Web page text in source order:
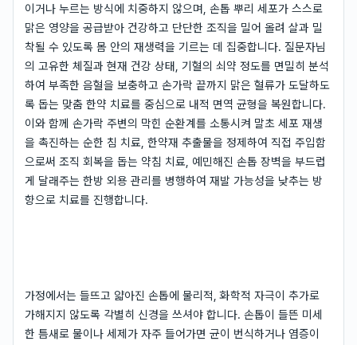
이거나 누르는 방식에 치중하지 않으며, 손톱 뿌리 세포가 스스로
맑은 영양을 공급받아 건강하고 단단한 조직을 밀어 올려 살과 밀
착될 수 있도록 몸 안의 재생력을 기르는 데 집중합니다. 질문자님
의 고유한 체질과 현재 건강 상태, 기혈의 쇠약 정도를 면밀히 분석
하여 부족한 음혈을 보충하고 손가락 끝까지 맑은 혈류가 도달하도
록 돕는 맞춤 한약 치료를 중심으로 내적 면역 균형을 복원합니다.
이와 함께 손가락 주변의 막힌 순환계를 소통시켜 말초 세포 재생
을 촉진하는 순한 침 치료, 한약재 추출물을 정제하여 직접 주입함
으로써 조직 회복을 돕는 약침 치료, 예민해진 손톱 장벽을 부드럽
게 달래주는 한방 외용 관리를 병행하여 재발 가능성을 낮추는 방
향으로 치료를 진행합니다.
가정에서는 들뜨고 얇아진 손톱에 물리적, 화학적 자극이 추가로
가해지지 않도록 각별히 신경을 쓰셔야 합니다. 손톱이 들뜬 미세
한 틈새로 물이나 세제가 자주 들어가면 균이 번식하거나 염증이